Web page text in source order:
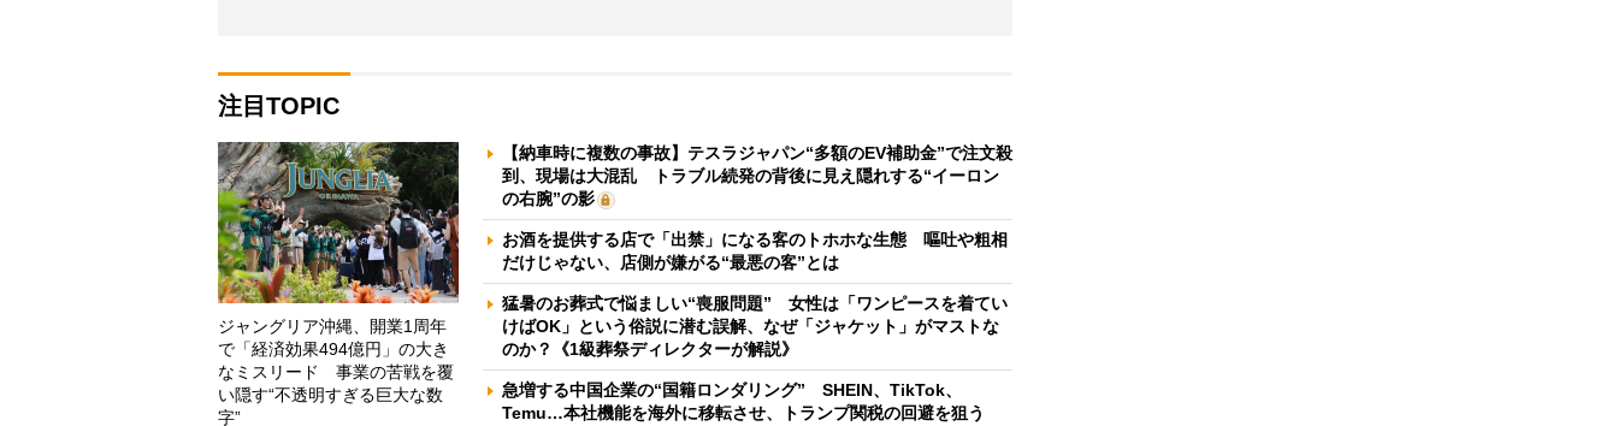
注目TOPIC
ジャングリア沖縄、開業1周年
で「経済効果494億円」の大き
なミスリード 事業の苦戦を覆
い隠す“不透明すぎる巨大な数
字”
【納車時に複数の事故】テスラジャパン“多額のEV補助金”で注文殺
到、現場は大混乱 トラブル続発の背後に見え隠れする“イーロン
の右腕”の影
お酒を提供する店で「出禁」になる客のトホホな生態 嘔吐や粗相
だけじゃない、店側が嫌がる“最悪の客”とは
猛暑のお葬式で悩ましい“喪服問題” 女性は「ワンピースを着てい
けばOK」という俗説に潜む誤解、なぜ「ジャケット」がマストな
のか？《1級葬祭ディレクターが解説》
急増する中国企業の“国籍ロンダリング” SHEIN、TikTok、
Temu…本社機能を海外に移転させ、トランプ関税の回避を狙う